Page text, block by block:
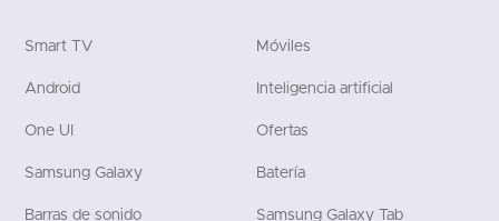
Smart TV Móviles
Android Inteligencia artificial
One UI Ofertas
Samsung Galaxy Batería
Barras de sonido Samsung Galaxy Tab